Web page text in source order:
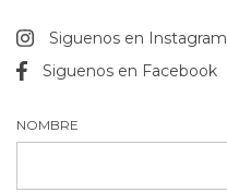
Siguenos en Instagram
Siguenos en Facebook
NOMBRE